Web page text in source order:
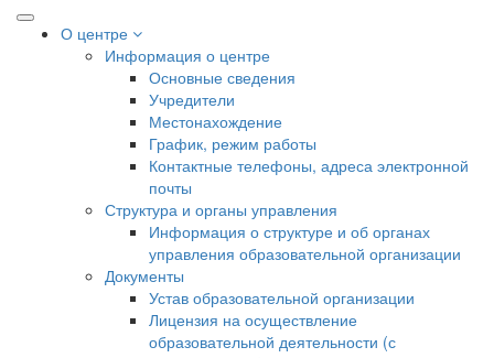
О центре
Информация о центре
Основные сведения
Учредители
Местонахождение
График, режим работы
Контактные телефоны, адреса электронной
почты
Структура и органы управления
Информация о структуре и об органах
управления образовательной организации
Документы
Устав образовательной организации
Лицензия на осуществление
образовательной деятельности (с